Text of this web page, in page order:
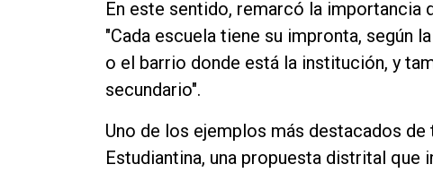
En este sentido, remarcó la
"Cada escuela tiene su impronta, según
o el barrio donde está la institución, y
secundario".
Uno de los ejemplos más destacados
Estudiantina, una propuesta distrital